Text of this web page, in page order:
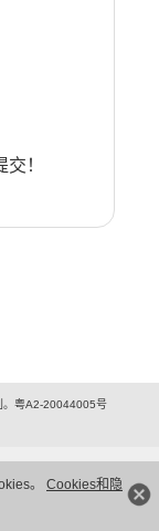
。 Cookies和隐
！
。粤A2-20044005号